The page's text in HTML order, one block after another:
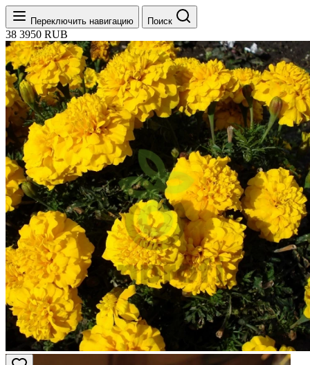
Переключить навигацию Поиск
38 3950 RUB